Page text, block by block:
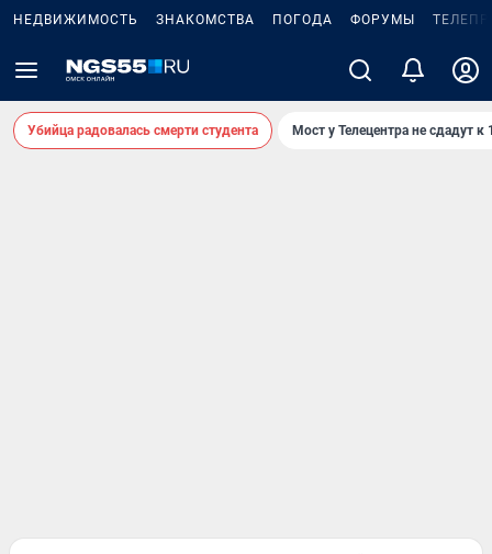
НЕДВИЖИМОСТЬ ЗНАКОМСТВА ПОГОДА ФОРУМЫ
Убийца радовалась смерти студента Мост у Телецентра не сдадут к